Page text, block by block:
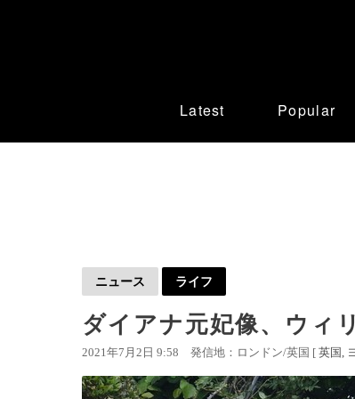
Latest Popular
ニュース ライフ
ダイアナ元妃像、ウィ
2021年7月2日 9:58 発信地：ロンドン/英国 [ 英国